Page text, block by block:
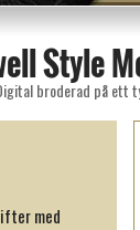
Style
broderad på
med